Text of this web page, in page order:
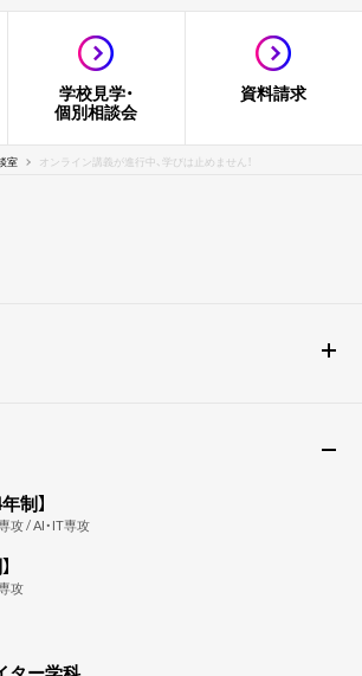
学校見学・
個別相談会
資料請求
室 オンライン講義が進行中、学びは止めません！
制】
攻 / AI・IT専攻
攻